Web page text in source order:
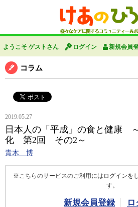
ようこそ ゲストさん ログイン 新規会員
コラム
2019.05.27
日本人の「平成」の食と健康
化 第2回 その2～
青木 博
※こちらのサービスのご利用にはログインを
す。
新規会員登録